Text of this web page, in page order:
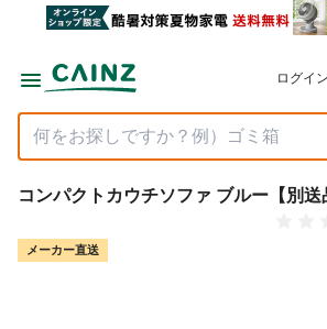
ログイ
コンパクトカウチソファ ブルー【別送
メーカー直送